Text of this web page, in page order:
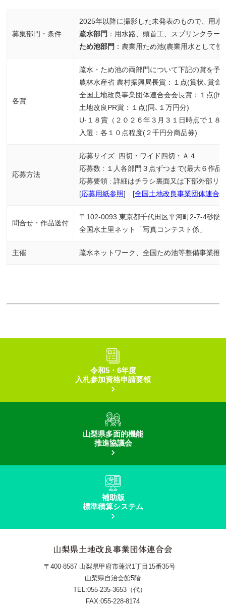
募集部門・条件
2025年以降に撮影した未発表のもので、用
疏水部門 ：用水路、頭首工、スプリンクラ
ため池部門 ：農業用ため池(農業用水として
各賞
疏水・ため池の両部門について下記の賞を予
農林水産省 農村振興局長賞：１点(賞状､賞金
全国土地改良事業団体連合会会長賞：１点(同
土地改良PR賞：１点(同､１万円分)
U-１８賞（２０２６年３月３１日時点で１
入選：各１０点程度(２千円分商品券)
応募方法
応募サイズ: 四切・ワイド四切・Ａ４
応募数 : １人各部門３点ずつまで(最大６作品)
応募要領 : 詳細はチラシ裏面又は下部外部リ
[応募用紙参照] [全国土地改良事業団体連合
問合せ・作品送付
〒102-0093 東京都千代田区平河町2-7-4砂
全国水土里ネット「写真コンテスト係」
主催 疏水ネットワーク、全国ため池等整備事業推
令和5・6年度
入札参加資格申請要領
山梨県多面的機能
推進協議会
補助版
標準積算システム
〒400-8587山梨県甲府市蓬沢1丁目15番35号
山梨県自治会館5階
TEL:055-235-3653（代）
FAX:055-228-8174